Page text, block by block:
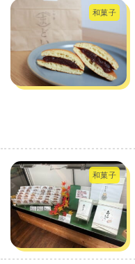
和菓子
和菓子